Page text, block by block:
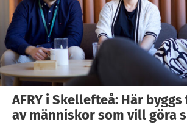
AFRY i Skellefteå: Här
av människor som vill göra